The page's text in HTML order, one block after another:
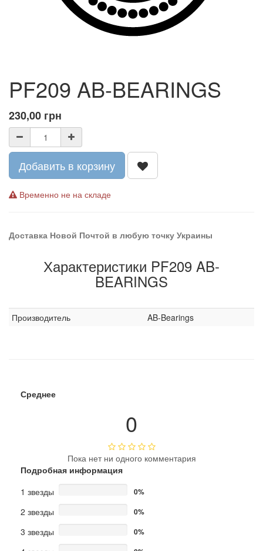
PF209 AB-BEARINGS
230,00 грн
Добавить в корзину
Временно не на складе
Доставка Новой Почтой в любую точку Украины
Характеристики PF209 AB-
BEARINGS
Производитель AB-Bearings
Среднее
0
Пока нет ни одного комментария
Подробная информация
1 звезды
0%
2 звезды 0%
3 звезды 0%